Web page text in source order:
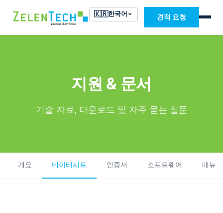
🇰🇷한국어 견적 요청
지원 & 문서
기술 자료, 다운로드 및 자주 묻는 질문
개요 데이터시트 인증서 소프트웨어 매뉴얼